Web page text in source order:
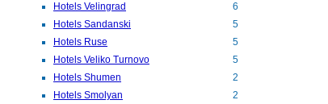
Hotels Velingrad
6
Hotels Sandanski
5
Hotels Ruse
5
Hotels Veliko Turnovo
5
Hotels Shumen
2
Hotels Smolyan
2